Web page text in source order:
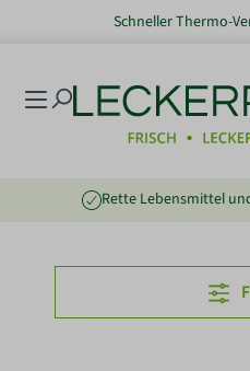
springenSchneller Thermo-
Rette Lebensmittel